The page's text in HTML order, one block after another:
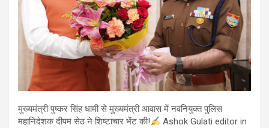
मुख्यमंत्री पुष्कर सिंह धामी से मुख्यमंत्री आवास में नवनियुक्त पुलिस
महानिदेशक दीपम सेठ ने शिष्टाचार भेंट की!
Ashok Gulati editor in